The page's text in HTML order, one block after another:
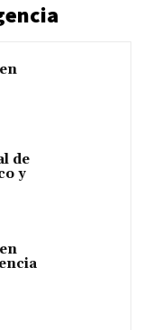
de
y